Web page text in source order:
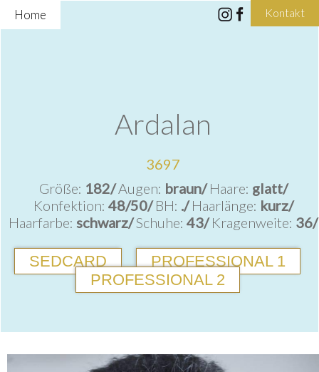
Home Kontakt
Ardalan
3697
Größe: 182/Augen: braun/Haare: glatt/
Konfektion: 48/50/BH: ./Haarlänge: kurz/
Haarfarbe: schwarz/Schuhe: 43/Kragenweite: 36/
SEDCARD
PROFESSIONAL 1
PROFESSIONAL 2